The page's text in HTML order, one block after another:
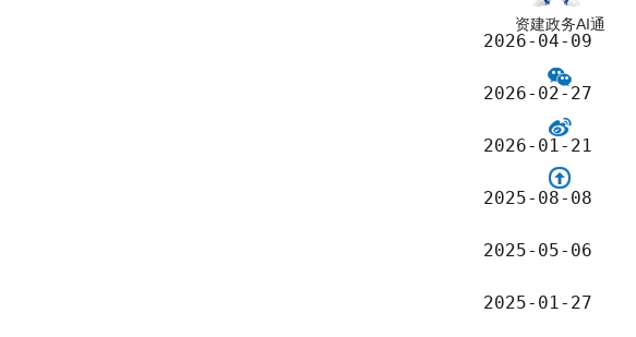
资建政务AI通
2026-04-09
2026-02-27
2026-01-21
2025-08-08
2025-05-06
2025-01-27